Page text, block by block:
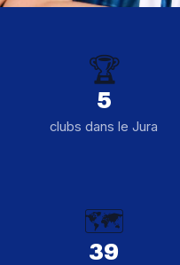
🏆
5
clubs dans le Jura
🗺️
39